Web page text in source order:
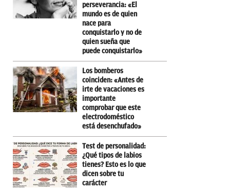
perseverancia: «El
mundo es de quien
nace para
conquistarlo y no de
quien sueña que
puede conquistarlo»
Los bomberos
coinciden: «Antes de
irte de vacaciones es
importante
comprobar que este
electrodoméstico
está desenchufado»
Test de personalidad:
¿Qué tipos de labios
tienes? Esto es lo que
dicen sobre tu
carácter